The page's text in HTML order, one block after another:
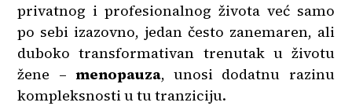
privatnog i profesionalnog života već samo
po sebi izazovno, jedan često zanemaren, ali
duboko transformativan trenutak u životu
žene – menopauza, unosi dodatnu razinu
kompleksnosti u tu tranziciju.